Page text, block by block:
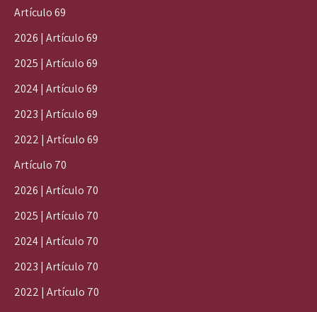
Artículo 69
2026 | Artículo 69
2025 | Artículo 69
2024 | Artículo 69
2023 | Artículo 69
2022 | Artículo 69
Artículo 70
2026 | Artículo 70
2025 | Artículo 70
2024 | Artículo 70
2023 | Artículo 70
2022 | Artículo 70